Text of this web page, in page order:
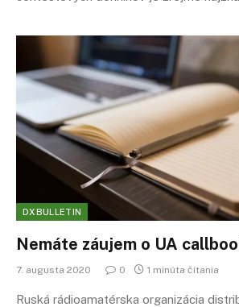
DXBULLETIN
Nemáte záujem o UA
7. augusta 2020 0 1 minúta čítania
Ruská rádioamatérska organizácia